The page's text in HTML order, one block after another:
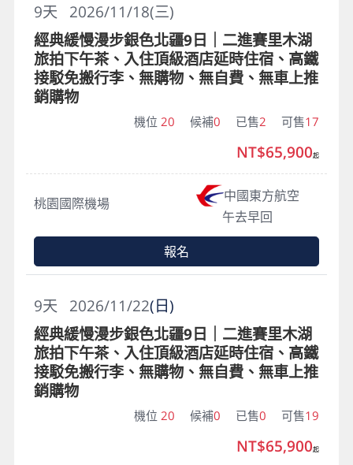
2026/11/18(三)
9天
經典緩慢漫步銀色北疆9日｜二進賽里木湖
旅拍下午茶、入住頂級酒店延時住宿、高鐵
接駁免搬行李、無購物、無自費、無車上推
銷購物
機位 20 候補0 已售2 可售17
桃園國際機場
中國東方航空
午去早回
NT$65,900起
報名
2026/11/22(日)
9天
經典緩慢漫步銀色北疆9日｜二進賽里木湖
旅拍下午茶、入住頂級酒店延時住宿、高鐵
接駁免搬行李、無購物、無自費、無車上推
銷購物
機位 20 候補0 已售0 可售19
NT$65,900起